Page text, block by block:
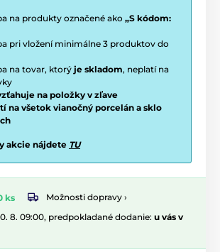
na produkty označené ako „S kódom:
pri vložení minimálne 3 produktov do
na tovar, ktorý je skladom, neplatí na
na položky v zľave
na všetok vianočný porcelán a sklo
akcie nájdete TU
ks
Možnosti dopravy ›
8. 09:00, predpokladané dodanie: u vás v